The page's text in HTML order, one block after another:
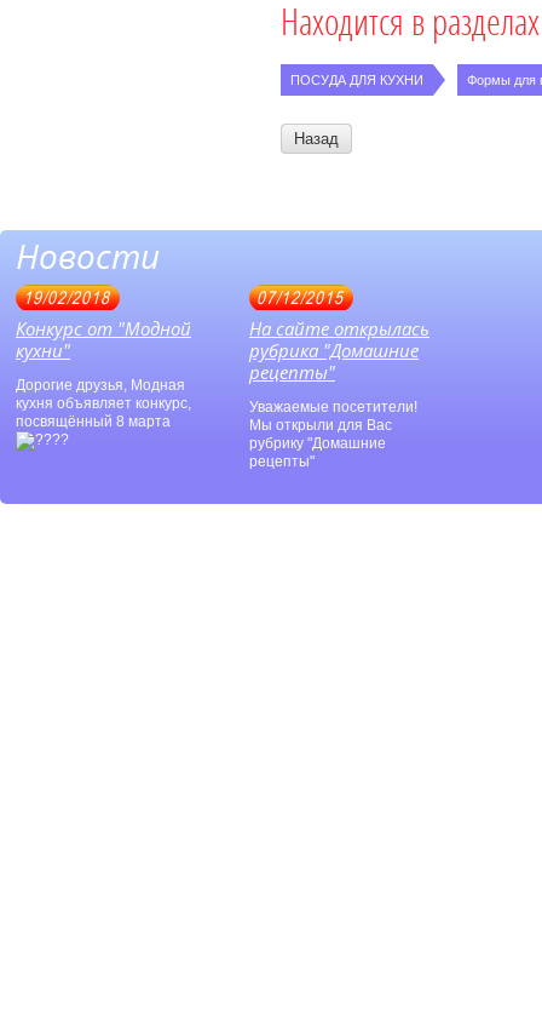
Находится в разделах
ПОСУДА ДЛЯ КУХНИ Формы для
Назад
Новости
19/02/2018
Конкурс от "Модной
кухни"
Дорогие друзья, Модная
кухня объявляет конкурс,
посвящённый 8 марта
07/12/2015
На сайте открылась
рубрика "Домашние
рецепты"
Уважаемые посетители!
Мы открыли для Вас
рубрику "Домашние
рецепты"